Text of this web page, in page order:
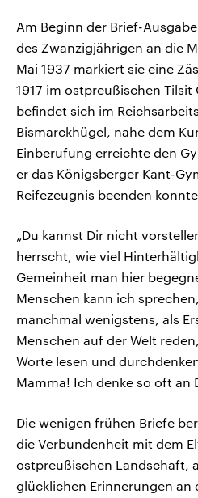
Am Beginn der Brief-
des Zwanzigjährigen an die
Mai 1937 markiert sie eine
1917 im ostpreußischen Tilsit
befindet sich im
Bismarckhügel, nahe dem
Einberufung erreichte den
er das Königsberger Kant-
Reifezeugnis beenden
„Du kannst Dir nicht
herrscht, wie viel
Gemeinheit man hier
Menschen kann ich
manchmal wenigstens, als
Menschen auf der Welt
Worte lesen und
Mamma! Ich denke so oft an
Die wenigen frühen Briefe
die Verbundenheit mit dem
ostpreußischen Landschaft,
glücklichen Erinnerungen an